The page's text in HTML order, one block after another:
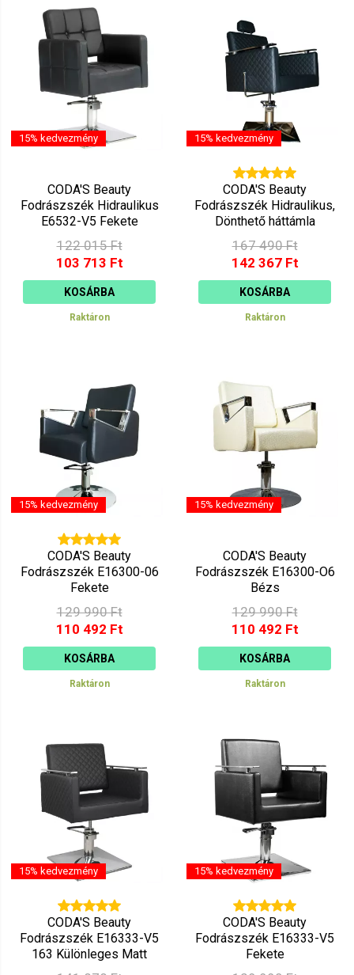
15% kedvezmény
CODA'S Beauty
Fodrászszék Hidraulikus
E6532-V5 Fekete
122 015 Ft
103 713 Ft
KOSÁRBA
Raktáron
15% kedvezmény
CODA'S Beauty
Fodrászszék Hidraulikus,
Dönthető háttámla
167 490 Ft
142 367 Ft
KOSÁRBA
Raktáron
15% kedvezmény
CODA'S Beauty
Fodrászszék E16300-06
Fekete
129 990 Ft
110 492 Ft
KOSÁRBA
Raktáron
15% kedvezmény
CODA'S Beauty
Fodrászszék E16300-O6
Bézs
129 990 Ft
110 492 Ft
KOSÁRBA
Raktáron
15% kedvezmény
CODA'S Beauty
Fodrászszék E16333-V5
163 Különleges Matt
Fekete
15% kedvezmény
CODA'S Beauty
Fodrászszék E16333-V5
Fekete